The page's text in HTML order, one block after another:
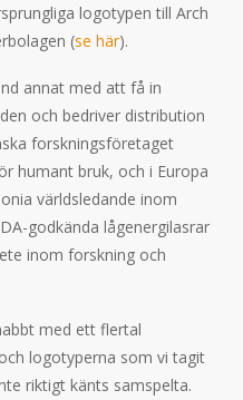
logotypen till Arch
(se här).
annat med att få in
och bedriver distribution
forskningsföretaget
humant bruk, och i Europa
världsledande inom
godkända lågenergilasrar
inom forskning och
med ett flertal
logotyperna som vi tagit
riktigt känts samspelta.